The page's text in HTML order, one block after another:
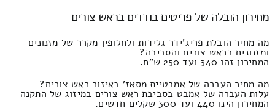
מחירון הובלה של פריטים בודדים בראש צורים
מה מחיר הובלת פריג'ידר גלידות ולחלופין מקרר של מזנונים
ומזנונים בראש צורים והסביבה?
המחירון זהו 340 ועד 250 ש"ח.
מה מחיר העברה של אמבטיית מסאז' באיזור ראש צורים?
עלות העברה של אמבט בסביבת ראש צורים במיזוג של התקנה
המחירון הינו 440 ועד 300 שקלים חדשים.